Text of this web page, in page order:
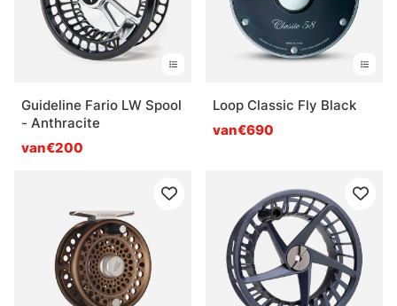
Guideline Fario LW Spool
- Anthracite
van€200
Loop Classic Fly Black
van€690